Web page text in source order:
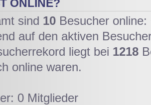
ONLINE?
sind 10 Besucher
auf den aktiven
liegt bei 1218
online waren.
0 Mitglieder